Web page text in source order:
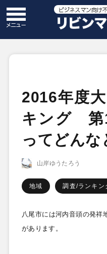
2016年度
キング 第
ってどんな
山岸ゆうたろう
地域 調査/ランキン
八尾市には河内音頭の発祥
があります。